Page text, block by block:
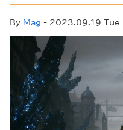
By Mag - 2023.09.19 Tue